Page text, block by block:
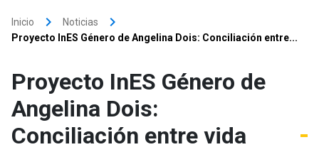
Inicio keyboard_arrow_right Noticias keyboard_arrow_right
Proyecto InES Género de Angelina Dois: Conciliación entre...
Proyecto InES Género de
Angelina Dois:
Conciliación entre vida